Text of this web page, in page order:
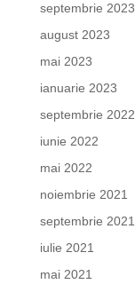
septembrie 2023
august 2023
mai 2023
ianuarie 2023
septembrie 2022
iunie 2022
mai 2022
noiembrie 2021
septembrie 2021
iulie 2021
mai 2021